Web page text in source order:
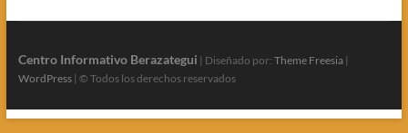
Centro Informativo Berazategui | Diseñado por: Theme Freesia|
WordPress| © Todos los derechos reservados